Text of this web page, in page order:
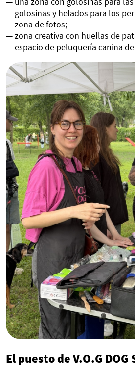
— golosinas y helados para los
— zona de fotos;
— zona creativa con huellas de
— espacio de peluquería canina de
El puesto de V.O.G DOG